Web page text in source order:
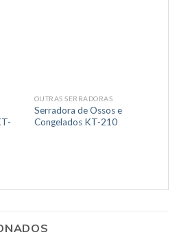
OUTRAS SERRADORAS
Serradora de Ossos e
Congelados KT-210